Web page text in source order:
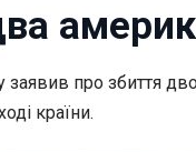
про збиття
країни.